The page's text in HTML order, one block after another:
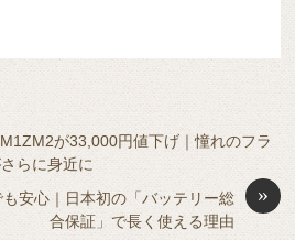
a
d
s
di et
が33,000円値下げ｜憧れのフラ
らに身近に
»
安心｜日本初の「バッテリー総
合保証」で長く使える理由